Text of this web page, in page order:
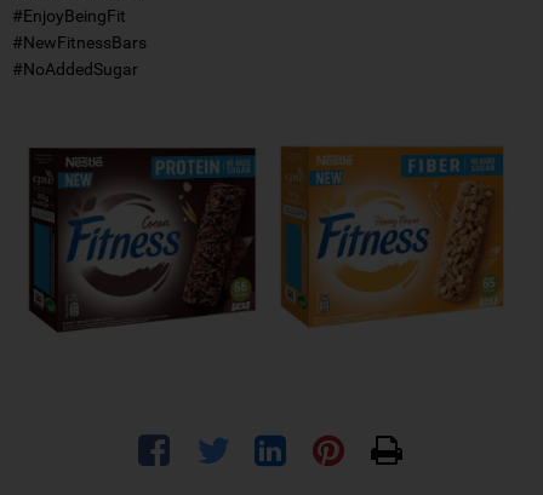
#EnjoyBeingFit
#NewFitnessBars
#NoAddedSugar